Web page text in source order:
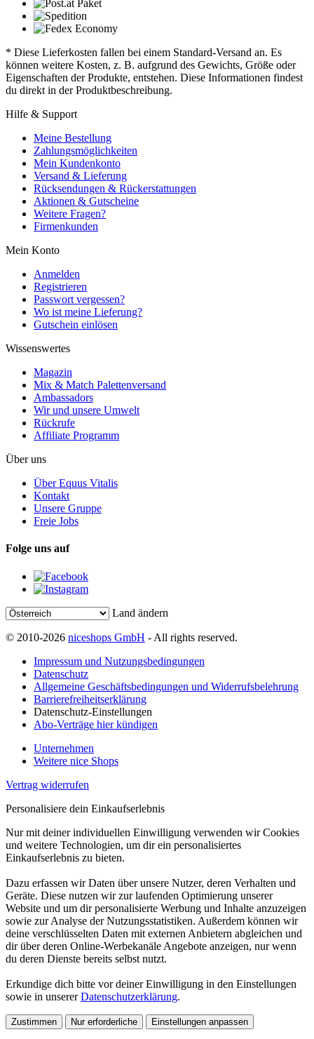
* Diese Lieferkosten fallen bei einem Standard-Versand an. Es
können weitere Kosten, z. B. aufgrund des Gewichts, Größe oder
Eigenschaften der Produkte, entstehen. Diese Informationen findest
du direkt in der Produktbeschreibung.
Hilfe & Support
Meine Bestellung
Zahlungsmöglichkeiten
Mein Kundenkonto
Versand & Lieferung
Rücksendungen & Rückerstattungen
Aktionen & Gutscheine
Weitere Fragen?
Firmenkunden
Mein Konto
Anmelden
Registrieren
Passwort vergessen?
Wo ist meine Lieferung?
Gutschein einlösen
Wissenswertes
Magazin
Mix & Match Palettenversand
Ambassadors
Wir und unsere Umwelt
Rückrufe
Affiliate Programm
Über uns
Über Equus Vitalis
Kontakt
Unsere Gruppe
Freie Jobs
Folge uns auf
Land ändern
© 2010-2026 niceshops GmbH - All rights reserved.
Impressum und Nutzungsbedingungen
Datenschutz
Allgemeine Geschäftsbedingungen und Widerrufsbelehrung
Barrierefreiheitserklärung
Datenschutz-Einstellungen
Abo-Verträge hier kündigen
Unternehmen
Weitere nice Shops
Vertrag widerrufen
Personalisiere dein Einkaufserlebnis
Nur mit deiner individuellen Einwilligung verwenden wir Cookies
und weitere Technologien, um dir ein personalisiertes
Einkaufserlebnis zu bieten.
Dazu erfassen wir Daten über unsere Nutzer, deren Verhalten und
Geräte. Diese nutzen wir zur laufenden Optimierung unserer
Website und um dir personalisierte Werbung und Inhalte anzuzeigen
sowie zur Analyse der Nutzungsstatistiken. Außerdem können wir
deine verschlüsselten Daten mit externen Anbietern abgleichen und
dir über deren Online-Werbekanäle Angebote anzeigen, nur wenn
du deren Dienste bereits selbst nutzt.
Erkundige dich bitte vor deiner Einwilligung in den Einstellungen
sowie in unsererDatenschutzerklärung.
Zustimmen Nur erforderliche Einstellungen anpassen